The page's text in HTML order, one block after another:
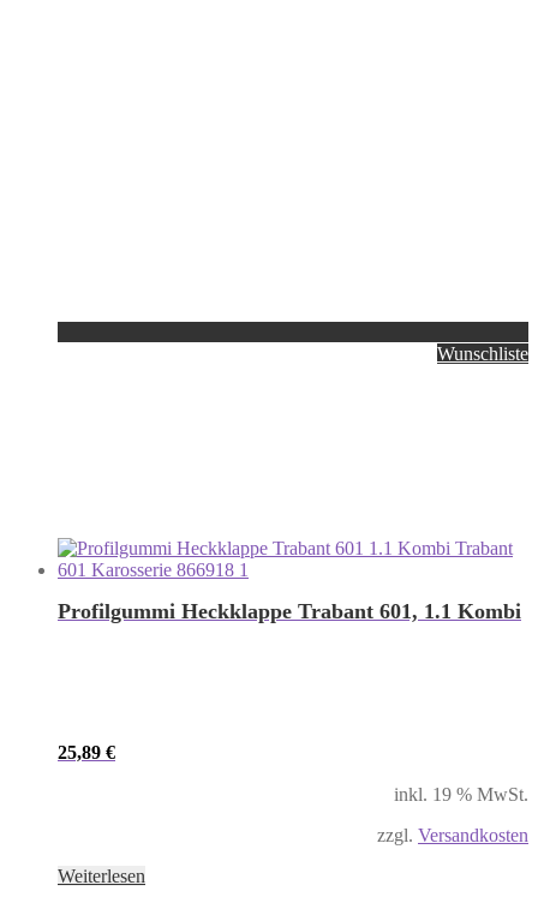
Wunschliste
Profilgummi Heckklappe Trabant 601, 1.1 Kombi
25,89 €
inkl. 19 % MwSt.
zzgl. Versandkosten
Weiterlesen